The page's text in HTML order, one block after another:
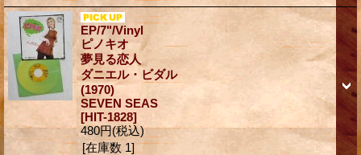
EP/7"/Vinyl
ピノキオ
夢見る恋人
ダニエル・ビダル
(1970)
SEVEN SEAS
[HIT-1828]
480円(税込)
[在庫数 1]